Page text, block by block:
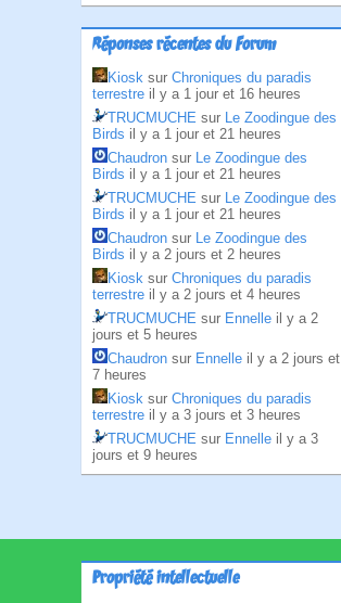
Réponses récentes du Forum
Kiosk sur Chroniques du paradis
terrestre il y a 1 jour et 16 heures
TRUCMUCHE sur Le Zoodingue des
Birds il y a 1 jour et 21 heures
Chaudron sur Le Zoodingue des
Birds il y a 1 jour et 21 heures
TRUCMUCHE sur Le Zoodingue des
Birds il y a 1 jour et 21 heures
Chaudron sur Le Zoodingue des
Birds il y a 2 jours et 2 heures
Kiosk sur Chroniques du paradis
terrestre il y a 2 jours et 4 heures
TRUCMUCHE sur Ennelle il y a 2
jours et 5 heures
Chaudron sur Ennelle il y a 2 jours et
7 heures
Kiosk sur Chroniques du paradis
terrestre il y a 3 jours et 3 heures
TRUCMUCHE sur Ennelle il y a 3
jours et 9 heures
Propriété intellectuelle